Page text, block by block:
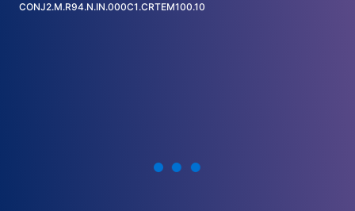
CONJ2.M.R94.N.IN.000C1.CRTEM100.10